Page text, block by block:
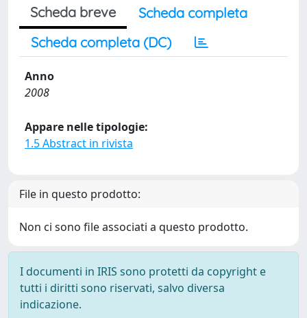
Scheda breve
Scheda completa
Scheda completa (DC)
Anno
2008
Appare nelle tipologie:
1.5 Abstract in rivista
File in questo prodotto:
Non ci sono file associati a questo prodotto.
I documenti in IRIS sono protetti da copyright e
tutti i diritti sono riservati, salvo diversa
indicazione.